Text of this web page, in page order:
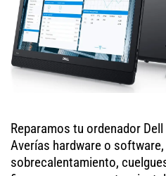
Reparamos tu ordenador
Averías hardware o
sobrecalentamiento,